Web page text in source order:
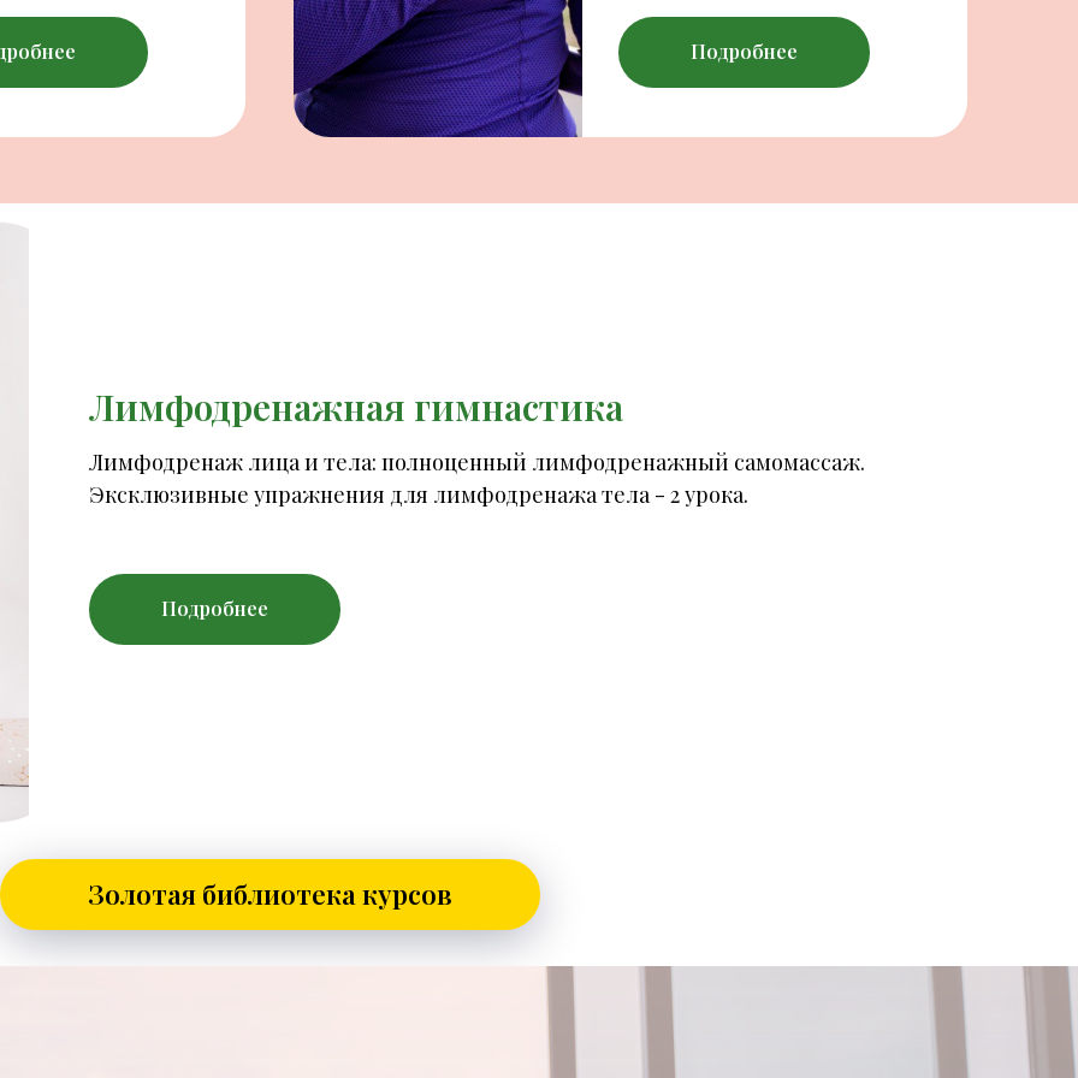
Подробнее
Лимфодренажная гимнастика
Лимфодренаж лица и тела: полноценный лимфодренажный самомассаж.
Эксклюзивные упражнения для лимфодренажа тела - 2 урока.
Подробнее
Золотая библиотека курсов